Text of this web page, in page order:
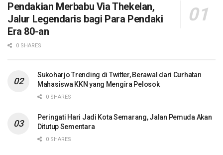
Pendakian Merbabu Via Thekelan,
Jalur Legendaris bagi Para Pendaki
Era 80-an
0 SHARES
Sukoharjo Trending di Twitter, Berawal dari Curhatan
Mahasiswa KKN yang Mengira Pelosok
0 SHARES
Peringati Hari Jadi Kota Semarang, Jalan Pemuda Akan
Ditutup Sementara
0 SHARES